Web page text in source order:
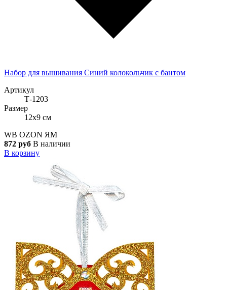
Набор для вышивания Синий колокольчик с бантом
Артикул
Т-1203
Размер
12x9 см
WB OZON ЯМ
872 руб В наличии
В корзину